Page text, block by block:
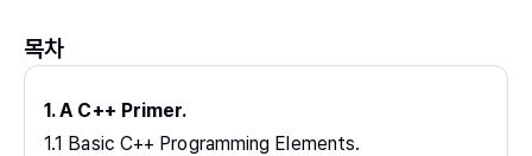
목차
1. A C++ Primer.
1.1 Basic C++ Programming Elements.